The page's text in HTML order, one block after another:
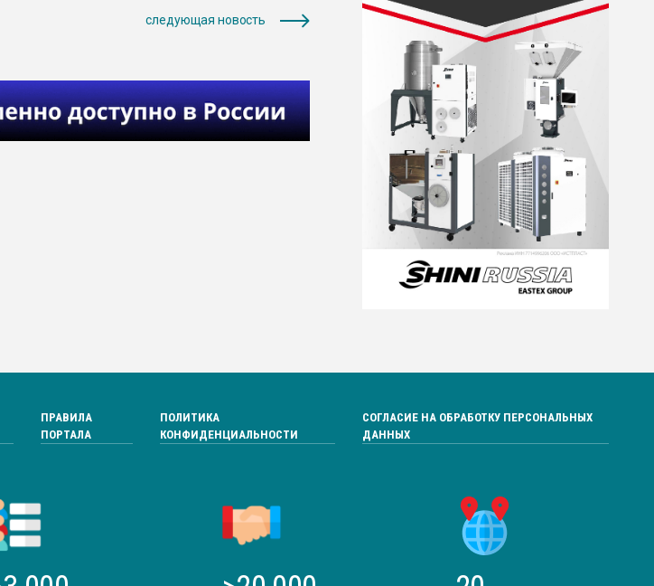
следующая новость
ПРАВИЛА
ПОРТАЛА
ПОЛИТИКА
КОНФИДЕНЦИАЛЬНОСТИ
СОГЛАСИЕ НА ОБРАБОТКУ ПЕРСОНАЛЬНЫХ
ДАННЫХ